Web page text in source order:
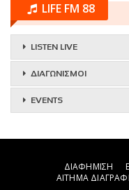
LIFE FM 88
LISTEN LIVE
ΔΙΑΓΩΝΙΣΜΟΙ
EVENTS
ΔΙΑΦΗΜΙΣΗ
ΑΙΤΗΜΑ